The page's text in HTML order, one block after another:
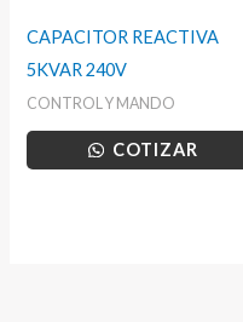
CAPACITOR REACTIVA
5KVAR 240V
CONTROL Y MANDO
COTIZAR